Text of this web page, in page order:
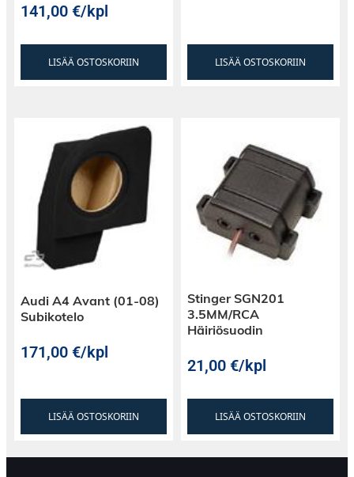
141,00€/kpl
LISÄÄ OSTOSKORIIN LISÄÄ OSTOSKORIIN
Audi A4 Avant (01-08)
Subikotelo
171,00€/kpl
LISÄÄ OSTOSKORIIN
Stinger SGN201
3.5MM/RCA
Häiriösuodin
21,00€/kpl
LISÄÄ OSTOSKORIIN